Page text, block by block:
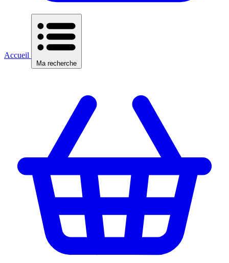
Accueil
Ma recherche